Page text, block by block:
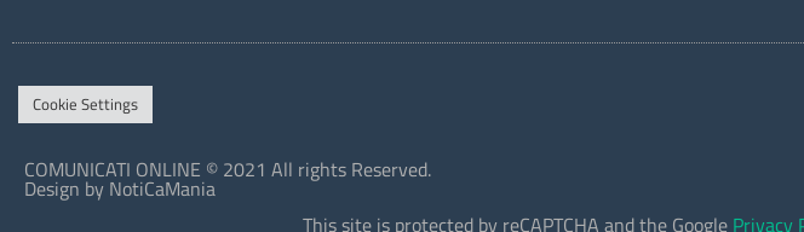
Cookie Settings
COMUNICATI ONLINE © 2021 All rights Reserved.
Design by NotiCaMania
This site is protected by reCAPTCHA and the Google Privacy